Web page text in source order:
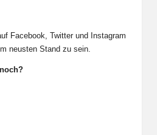
Facebook, Twitter und Instagram
neusten Stand zu sein.